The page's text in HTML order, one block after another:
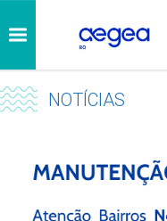
NOTÍCIAS